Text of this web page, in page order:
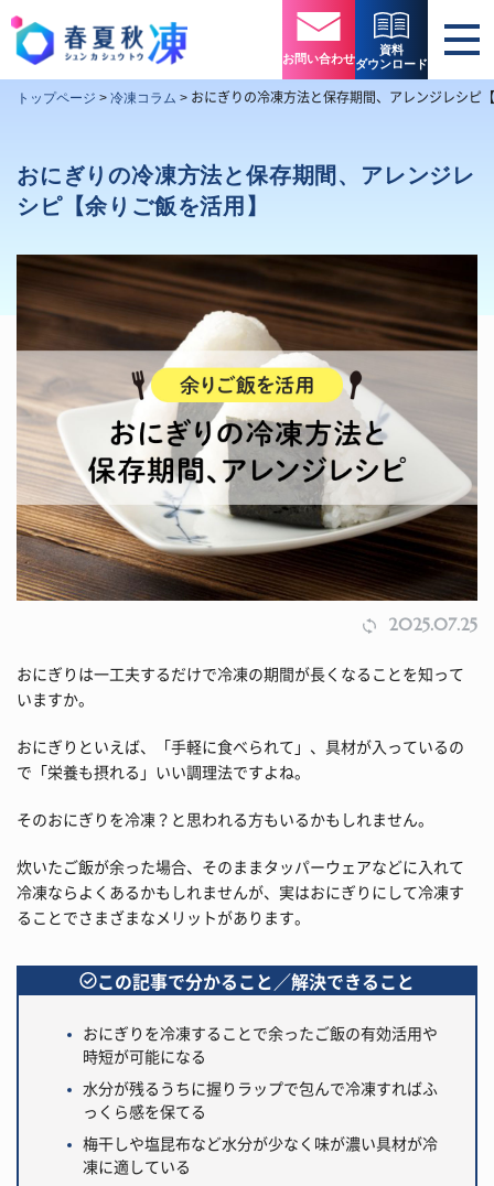
お問い合わせ
資料
ダウンロード
トップページ > 冷凍コラム > おにぎりの冷凍方法と保存期間、アレンジレシピ
おにぎりの冷凍方法と保存期間、アレンジレ
シピ【余りご飯を活用】
2025.07.25
おにぎりは一工夫するだけで冷凍の期間が長くなることを知って
いますか。
おにぎりといえば、「手軽に食べられて」、具材が入っているの
で「栄養も摂れる」いい調理法ですよね。
そのおにぎりを冷凍？と思われる方もいるかもしれません。
炊いたご飯が余った場合、そのままタッパーウェアなどに入れて
冷凍ならよくあるかもしれませんが、実はおにぎりにして冷凍す
ることでさまざまなメリットがあります。
この記事で分かること／解決できること
おにぎりを冷凍することで余ったご飯の有効活用や
時短が可能になる
水分が残るうちに握りラップで包んで冷凍すればふ
っくら感を保てる
梅干しや塩昆布など水分が少なく味が濃い具材が冷
凍に適している